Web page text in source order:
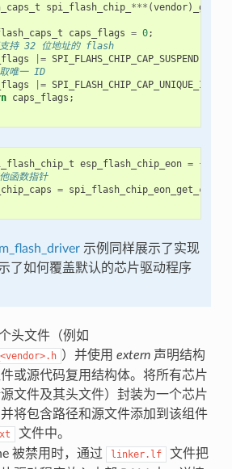
spi_flash_chip_ *** (vendor)
caps_flags = 0;
持 32 位地址的 flash
|= SPI_FLAHS_CHIP_CAP_SUSPEND;
唯一 ID
|= SPI_FLASH_CHIP_CAP_UNIQUE_ID
caps_flags ;
esp_flash_chip_eon = {
函数指针
= spi_flash_chip_eon_get_caps
示例同样展示了实现
了如何覆盖默认的芯片驱动程序
头文件（例如
）并使用 extern声明结构
或源代码复用结构体。将所有芯片
文件及其头文件）封装为一个芯片
将包含路径和源文件添加到该组件
文件中。
被禁用时，通过
linker.lf
文件把